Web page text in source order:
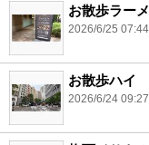
お散歩ラー
2026/6/25 07:44
お散歩ハイ
2026/6/24 09:27